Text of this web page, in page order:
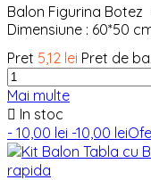
Balon Figurina
Dimensiune : 60*50
Pret 5,12 lei Pret de
Mai multe
 In stoc
- 10,00 lei -10,00 lei
rapida